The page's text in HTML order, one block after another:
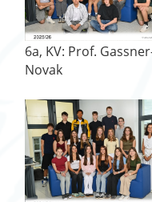
6a, KV: Prof.
Novak